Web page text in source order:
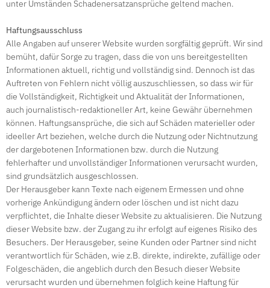
unter Umständen Schadenersatzansprüche geltend machen.
Haftungsausschluss
Alle Angaben auf unserer Website wurden sorgfältig geprüft. Wir sind
bemüht, dafür Sorge zu tragen, dass die von uns bereitgestellten
Informationen aktuell, richtig und vollständig sind. Dennoch ist das
Auftreten von Fehlern nicht völlig auszuschliessen, so dass wir für
die Vollständigkeit, Richtigkeit und Aktualität der Informationen,
auch journalistisch-redaktioneller Art, keine Gewähr übernehmen
können. Haftungsansprüche, die sich auf Schäden materieller oder
ideeller Art beziehen, welche durch die Nutzung oder Nichtnutzung
der dargebotenen Informationen bzw. durch die Nutzung
fehlerhafter und unvollständiger Informationen verursacht wurden,
sind grundsätzlich ausgeschlossen.
Der Herausgeber kann Texte nach eigenem Ermessen und ohne
vorherige Ankündigung ändern oder löschen und ist nicht dazu
verpflichtet, die Inhalte dieser Website zu aktualisieren. Die Nutzung
dieser Website bzw. der Zugang zu ihr erfolgt auf eigenes Risiko des
Besuchers. Der Herausgeber, seine Kunden oder Partner sind nicht
verantwortlich für Schäden, wie z.B. direkte, indirekte, zufällige oder
Folgeschäden, die angeblich durch den Besuch dieser Website
verursacht wurden und übernehmen folglich keine Haftung für